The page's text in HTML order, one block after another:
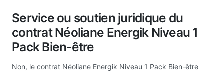
Service ou soutien juridique du
contrat Néoliane Energik Niveau 1
Pack Bien-être
Non, le contrat Néoliane Energik Niveau 1 Pack Bien-être